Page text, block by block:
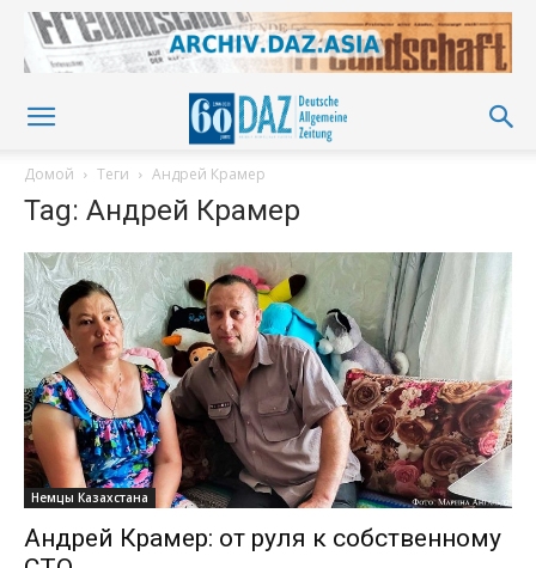
Домой Теги Андрей Крамер
Tag: Андрей Крамер
Немцы Казахстана
Андрей Крамер: от руля к собственному